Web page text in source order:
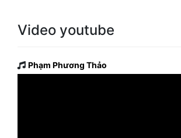
Video youtube
Phạm Phương Thảo